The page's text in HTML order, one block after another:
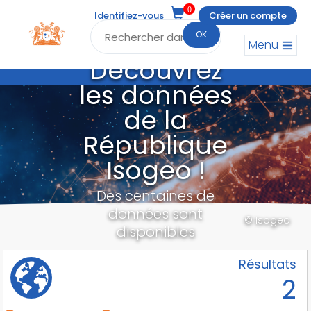
OK
Menu
Identifiez-vous
0
Créer un compte
Découvrez
les données
de la
République
Isogeo !
Des centaines de
données sont
disponibles
© Isogeo
Résultats
2